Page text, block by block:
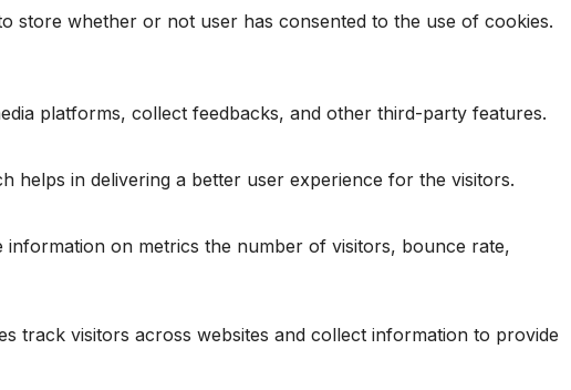
store whether or not user has consented to the use of cookies.
platforms, collect feedbacks, and other third-party features.
helps in delivering a better user experience for the visitors.
on metrics the number of visitors, bounce rate,
track visitors across websites and collect information to provide